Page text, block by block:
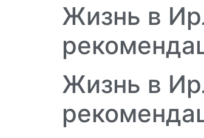
Жизнь в
Жизнь в